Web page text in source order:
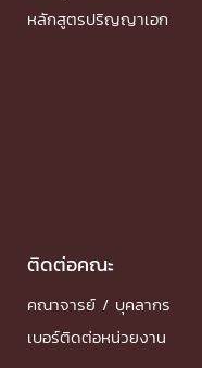
หลักสูตรปริญญาเอก
ติดต่อคณะ
คณาจารย์ / บุคลากร
เบอร์ติดต่อหน่วยงาน